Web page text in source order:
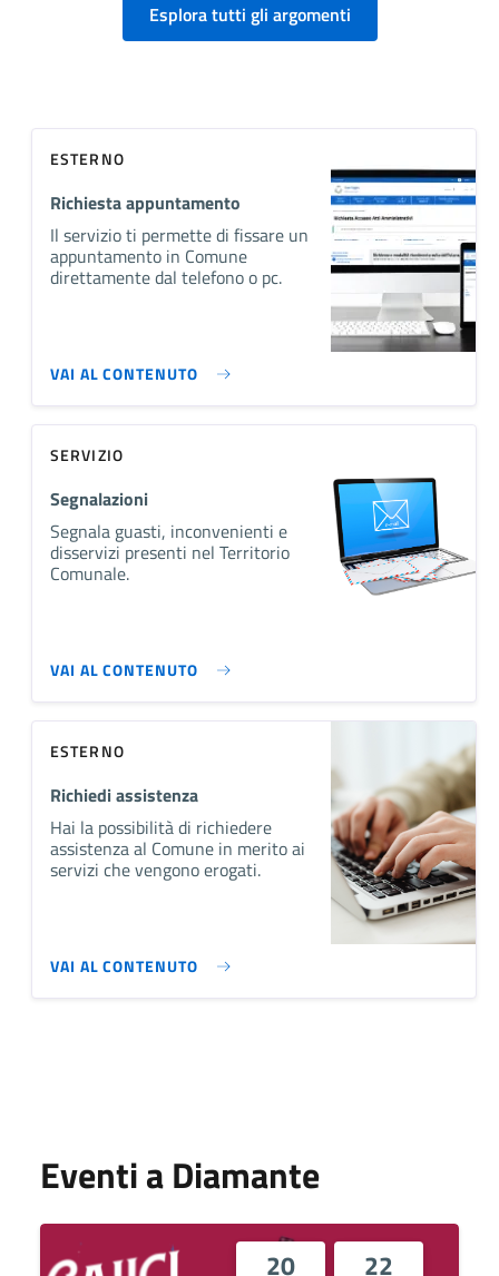
Esplora tutti gli argomenti
ESTERNO
Richiesta appuntamento
Il servizio ti permette di fissare un
appuntamento in Comune
direttamente dal telefono o pc.
VAI AL CONTENUTO
SERVIZIO
Segnalazioni
Segnala guasti, inconvenienti e
disservizi presenti nel Territorio
Comunale.
VAI AL CONTENUTO
ESTERNO
Richiedi assistenza
Hai la possibilità di richiedere
assistenza al Comune in merito ai
servizi che vengono erogati.
VAI AL CONTENUTO
Eventi a Diamante
20 22